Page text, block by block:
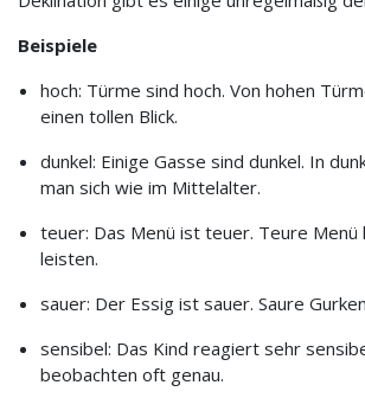
Beispiele
hoch: Türme sind hoch. Von hohen
einen tollen Blick.
dunkel: Einige Gasse sind dunkel. In
man sich wie im Mittelalter.
teuer: Das Menü ist teuer. Teure Menü
leisten.
sauer: Der Essig ist sauer. Saure
sensibel: Das Kind reagiert sehr
beobachten oft genau.